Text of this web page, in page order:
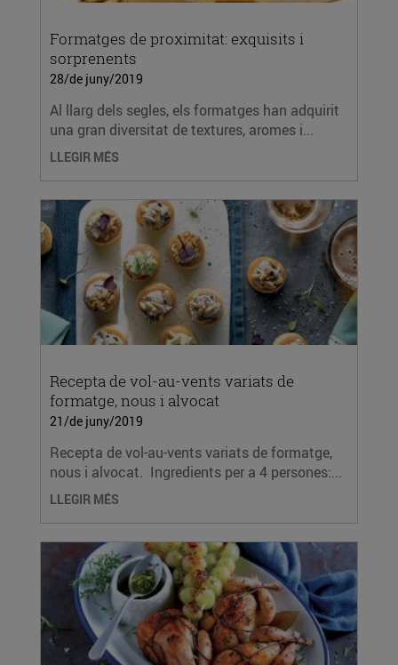
Formatges de proximitat: exquisits i
sorprenents
28/de juny/2019
Al llarg dels segles, els formatges han adquirit
una gran diversitat de textures, aromes i...
LLEGIR MÉS
Recepta de vol-au-vents variats de
formatge, nous i alvocat
21/de juny/2019
Recepta de vol-au-vents variats de formatge,
nous i alvocat. Ingredients per a 4 persones:...
LLEGIR MÉS